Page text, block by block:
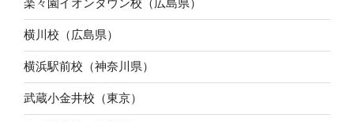
楽々園イオンタウン校（広島県）
横川校（広島県）
横浜駅前校（神奈川県）
武蔵小金井校（東京）